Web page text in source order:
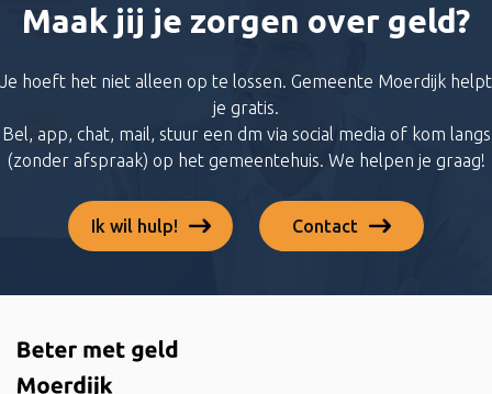
Maak jij je zorgen over geld?
Je hoeft het niet alleen op te lossen. Gemeente Moerdijk helpt
je gratis.
Bel, app, chat, mail, stuur een dm via social media of kom langs
(zonder afspraak) op het gemeentehuis. We helpen je graag!
Ik wil hulp! Contact